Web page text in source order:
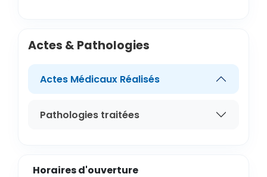
Actes & Pathologies
Actes Médicaux Réalisés
Pathologies traitées
Horaires d'ouverture